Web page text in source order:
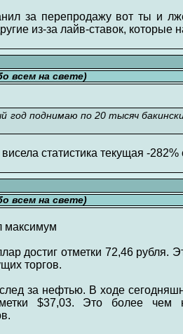
за перепродажу вот ты и
из-за лайв-ставок, которые
всем на свете)
год поднимаю по 20 тысяч
статистика текущая -
всем на свете)
максимум
достиг отметки 72,46 рубля.
торгов.
за нефтью. В ходе
$37,03. Это более